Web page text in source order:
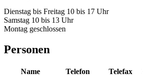
Dienstag bis Freitag 10 bis 17 Uhr
Samstag 10 bis 13 Uhr
Montag geschlossen
Personen
Name Telefon Telefax